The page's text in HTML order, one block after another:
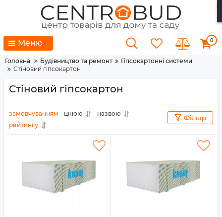
Меню 0
Головна Будівництво та ремонт
Гіпсокартонні системи
Стіновий гіпсокартон
Стіновий гіпсокартон
замовчуванням ціною
назвою
рейтингу
Фільтр